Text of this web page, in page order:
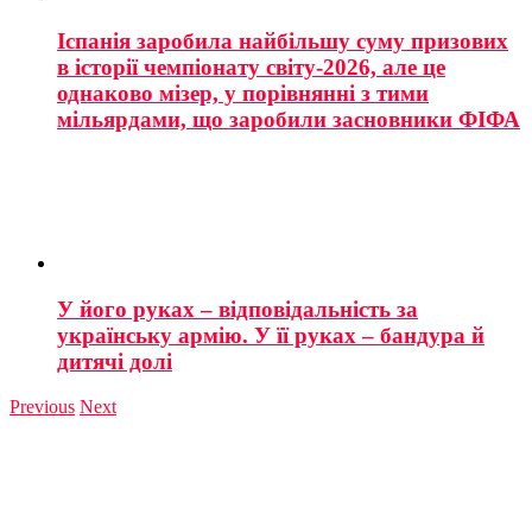
Іспанія заробила найбільшу суму призових
в історії чемпіонату світу-2026, але це
однаково мізер, у порівнянні з тими
мільярдами, що заробили засновники ФІФА
У його руках – відповідальність за
українську армію. У її руках – бандура й
дитячі долі
Previous Next